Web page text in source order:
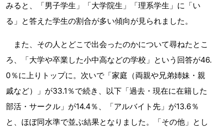
みると、「男子学生」「大学院生」「理系学生」に「い
る」と答えた学生の割合が多い傾向が見られました。
また、その人とどこで出会ったのかについて尋ねたとこ
ろ、「大学や卒業した小中高などの学校」という回答が46.
0％に上りトップに。次いで「家庭（両親や兄弟姉妹・親
戚など）」が33.1％で続き、以下「過去・現在に在籍した
部活・サークル」が14.4％、「アルバイト先」が13.6％
と、ほぼ同水準で並ぶ結果となりました。「その他」とし